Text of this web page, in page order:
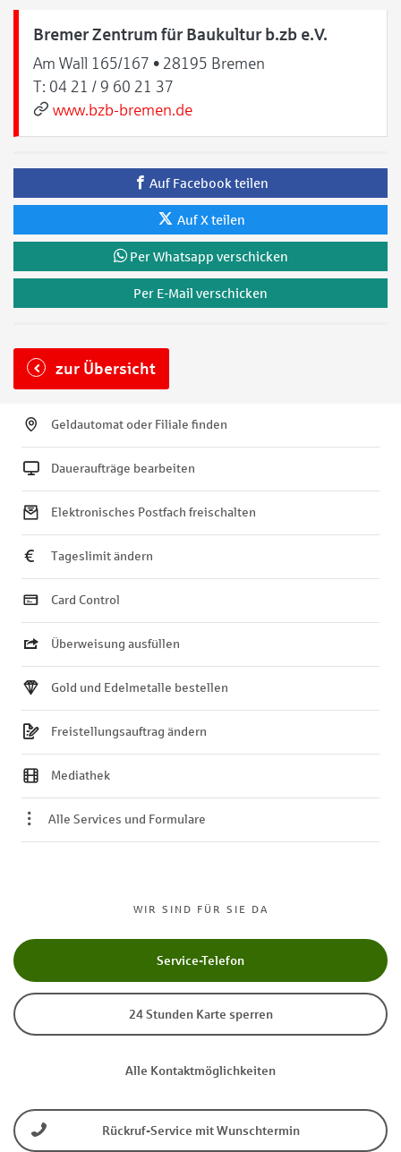
Bremer Zentrum für Baukultur b.zb e.V.
Am Wall 165/167 • 28195 Bremen
T: 04 21 / 9 60 21 37
www.bzb-bremen.de
Auf Facebook teilen
Auf X teilen
Per Whatsapp verschicken
Per E-Mail verschicken
zur Übersicht
WIR SIND FÜR SIE DA
Service-Telefon
24 Stunden Karte sperren
Alle Kontaktmöglichkeiten
Rückruf-Service mit Wunschtermin
Geldautomat oder Filiale finden
Daueraufträge bearbeiten
Elektronisches Postfach freischalten
Tageslimit ändern
Card Control
Überweisung ausfüllen
Gold und Edelmetalle bestellen
Freistellungsauftrag ändern
Mediathek
Alle Services und Formulare